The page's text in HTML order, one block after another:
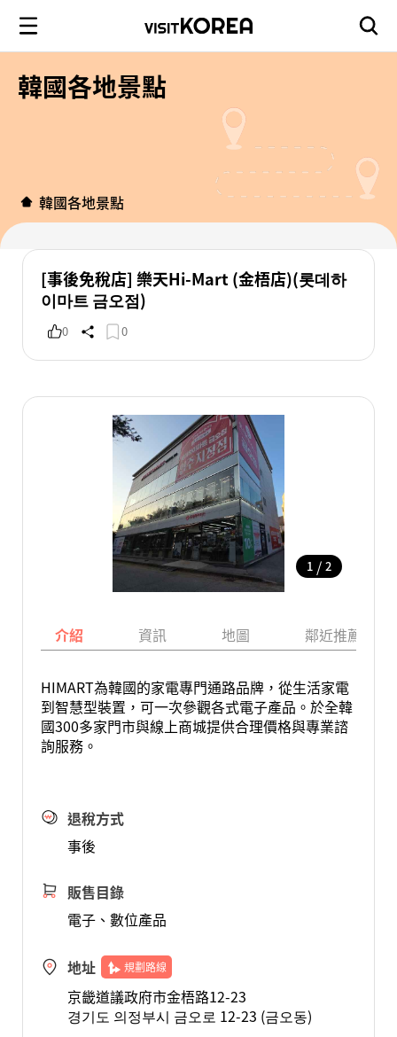
韓國各地景點
韓國各地景點
[事後免稅店] 樂天Hi-Mart (金梧店)(롯데하
이마트 금오점)
0 0
1 / 2
介紹 資訊 地圖 鄰近推薦景點
HIMART為韓國的家電專門通路品牌，從生活家電
到智慧型裝置，可一次參觀各式電子產品。於全韓
國300多家門市與線上商城提供合理價格與專業諮
詢服務。
退稅方式
事後
販售目錄
電子、數位產品
地址 規劃路線
京畿道議政府市金梧路12-23
경기도 의정부시 금오로 12-23 (금오동)